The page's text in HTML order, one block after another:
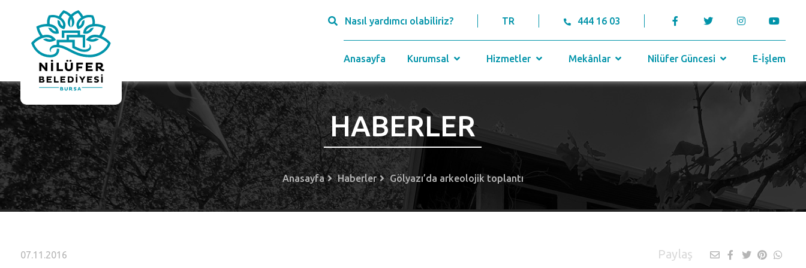
Nasıl yardımcı olabiliriz? TR 444 16 03
Anasayfa Kurumsal Hizmetler Mekânlar Nilüfer Güncesi E-İşlem
HABERLER
Anasayfa Haberler Gölyazı’da arkeolojik toplantı
07.11.2016 Paylaş